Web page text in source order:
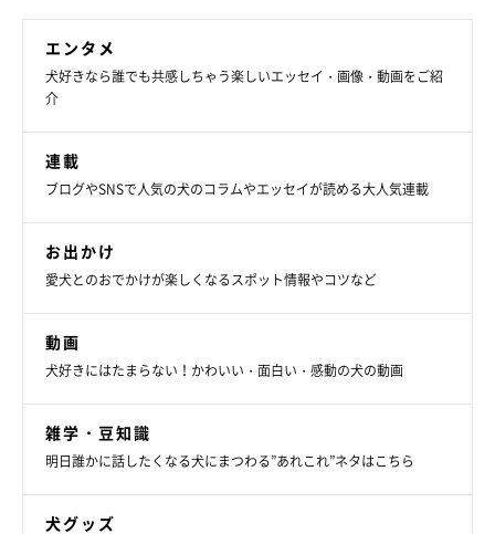
エンタメ
犬好きなら誰でも共感しちゃう楽しいエッセイ・画像・動画をご紹
介
連載
ブログやSNSで人気の犬のコラムやエッセイが読める大人気連載
お出かけ
愛犬とのおでかけが楽しくなるスポット情報やコツなど
動画
犬好きにはたまらない！かわいい・面白い・感動の犬の動画
雑学・豆知識
明日誰かに話したくなる犬にまつわる”あれこれ”ネタはこちら
犬グッズ